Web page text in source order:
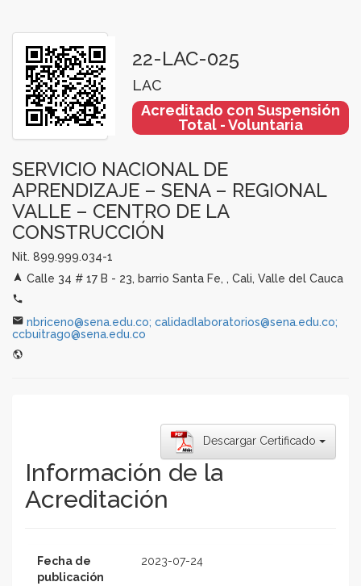
22-LAC-025
LAC
Acreditado con Suspensión
Total - Voluntaria
SERVICIO NACIONAL DE
APRENDIZAJE – SENA – REGIONAL
VALLE – CENTRO DE LA
CONSTRUCCIÓN
Nit. 899.999.034-1
Calle 34 # 17 B - 23, barrio Santa Fe, , Cali, Valle del Cauca
nbriceno@sena.edu.co; calidadlaboratorios@sena.edu.co;
ccbuitrago@sena.edu.co
Descargar Certificado
Información de la
Acreditación
Fecha de
publicación
2023-07-24